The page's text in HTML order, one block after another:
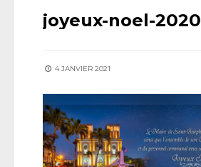
joyeux-noel-2020
4 JANVIER 2021